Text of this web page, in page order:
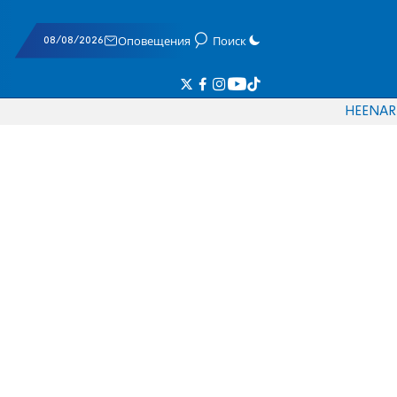
08/08/2026 Оповещения Поиск
HEENAR